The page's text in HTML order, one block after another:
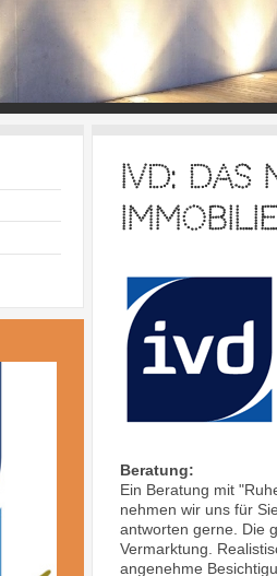
IVD:
Beratung:
Ein Beratung mit
nehmen wir uns für
antworten gerne. Die
Vermarktung.
angenehme